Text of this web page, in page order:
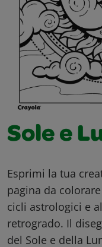
Sole e
Esprimi la tua
pagina da
cicli astrologici e
retrogrado. Il
del Sole e della